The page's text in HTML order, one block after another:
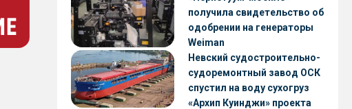
получила свидетельство об
одобрении на генераторы
Weiman
Невский судостроительно-
судоремонтный завод ОСК
спустил на воду сухогруз
«Архип Куинджи» проекта